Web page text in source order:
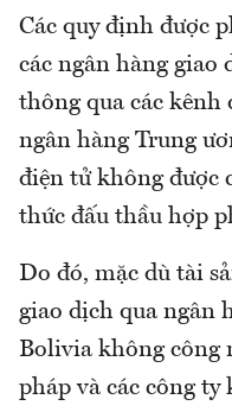
Các quy định được
các ngân hàng giao
thông qua các kênh
ngân hàng Trung
điện tử không được
thức đấu thầu hợp
Do đó, mặc dù tài
giao dịch qua ngân
Bolivia không công
pháp và các công